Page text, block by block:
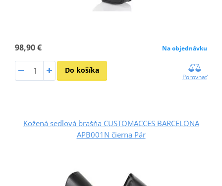
98,90 € Na objednávku
Do košíka
Porovnať
Kožená sedlová brašňa CUSTOMACCES BARCELONA
APB001N čierna Pár